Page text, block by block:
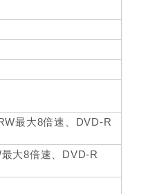
最大8倍速、DVD-R
大8倍速、DVD-R